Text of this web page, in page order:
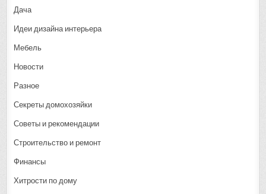
Дача
Идеи дизайна интерьера
Мебель
Новости
Разное
Секреты домохозяйки
Советы и рекомендации
Строительство и ремонт
Финансы
Хитрости по дому